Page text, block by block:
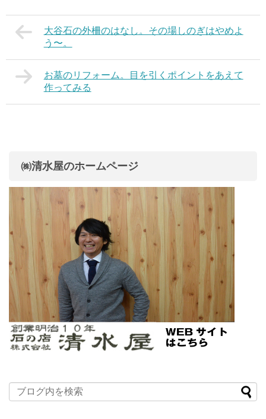
大谷石の外柵のはなし。その場しのぎはやめよ
う〜。
お墓のリフォーム。目を引くポイントをあえて
作ってみる
㈱清水屋のホームページ